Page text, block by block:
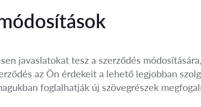
javaslatokat tesz a szerződés
az Ön érdekeit a lehető legjobban
foglalhatják új szövegrészek